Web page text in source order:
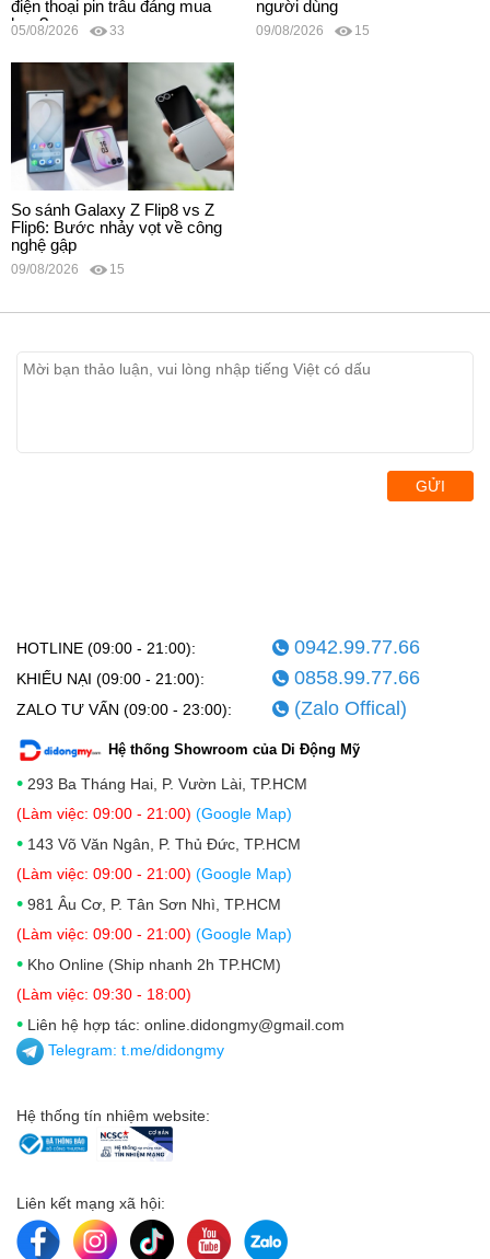
điện thoại pin trâu đáng mua
hơn?
05/08/2026 33
người dùng
09/08/2026 15
So sánh Galaxy Z Flip8 vs Z
Flip6: Bước nhảy vọt về công
nghệ gập
09/08/2026 15
GỬI
HOTLINE (09:00 - 21:00): 0942.99.77.66
KHIẾU NẠI (09:00 - 21:00): 0858.99.77.66
ZALO TƯ VẤN (09:00 - 23:00): (Zalo Offical)
Hệ thống Showroom của Di Động Mỹ
• 293 Ba Tháng Hai, P. Vườn Lài, TP.HCM
(Làm việc: 09:00 - 21:00) (Google Map)
• 143 Võ Văn Ngân, P. Thủ Đức, TP.HCM
(Làm việc: 09:00 - 21:00) (Google Map)
• 981 Âu Cơ, P. Tân Sơn Nhì, TP.HCM
(Làm việc: 09:00 - 21:00) (Google Map)
• Kho Online (Ship nhanh 2h TP.HCM)
(Làm việc: 09:30 - 18:00)
• Liên hệ hợp tác: online.didongmy@gmail.com
Telegram: t.me/didongmy
Hệ thống tín nhiệm website:
Liên kết mạng xã hội: